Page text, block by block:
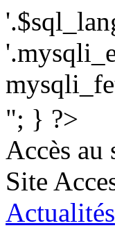
"; } ?>
Accès au
Site
Actualités